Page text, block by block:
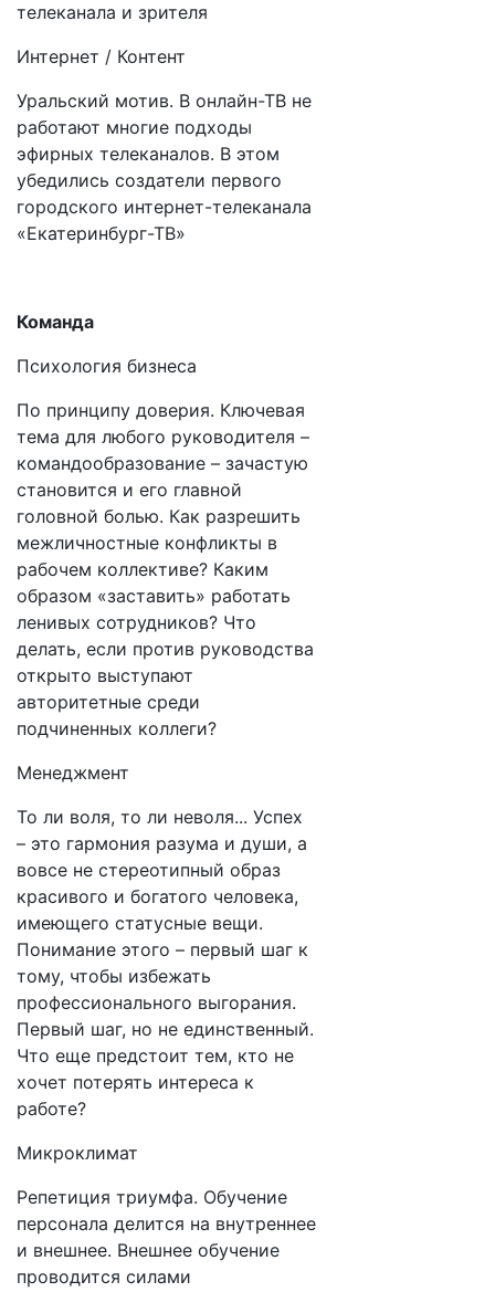
телеканала и зрителя
Интернет / Контент
Уральский мотив. В онлайн-ТВ не
работают многие подходы
эфирных телеканалов. В этом
убедились создатели первого
городского интернет-телеканала
«Екатеринбург-ТВ»
Команда
Психология бизнеса
По принципу доверия. Ключевая
тема для любого руководителя –
командообразование – зачастую
становится и его главной
головной болью. Как разрешить
межличностные конфликты в
рабочем коллективе? Каким
образом «заставить» работать
ленивых сотрудников? Что
делать, если против руководства
открыто выступают
авторитетные среди
подчиненных коллеги?
Менеджмент
То ли воля, то ли неволя... Успех
– это гармония разума и души, а
вовсе не стереотипный образ
красивого и богатого человека,
имеющего статусные вещи.
Понимание этого – первый шаг к
тому, чтобы избежать
профессионального выгорания.
Первый шаг, но не единственный.
Что еще предстоит тем, кто не
хочет потерять интереса к
работе?
Микроклимат
Репетиция триумфа. Обучение
персонала делится на внутреннее
и внешнее. Внешнее обучение
проводится силами